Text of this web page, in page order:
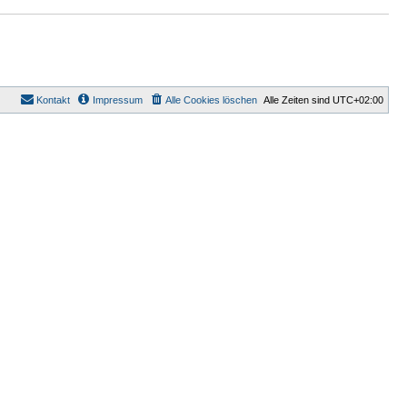
g
Alle Zeiten sind UTC+02:00
Alle Cookies löschen
Impressum
Kontakt